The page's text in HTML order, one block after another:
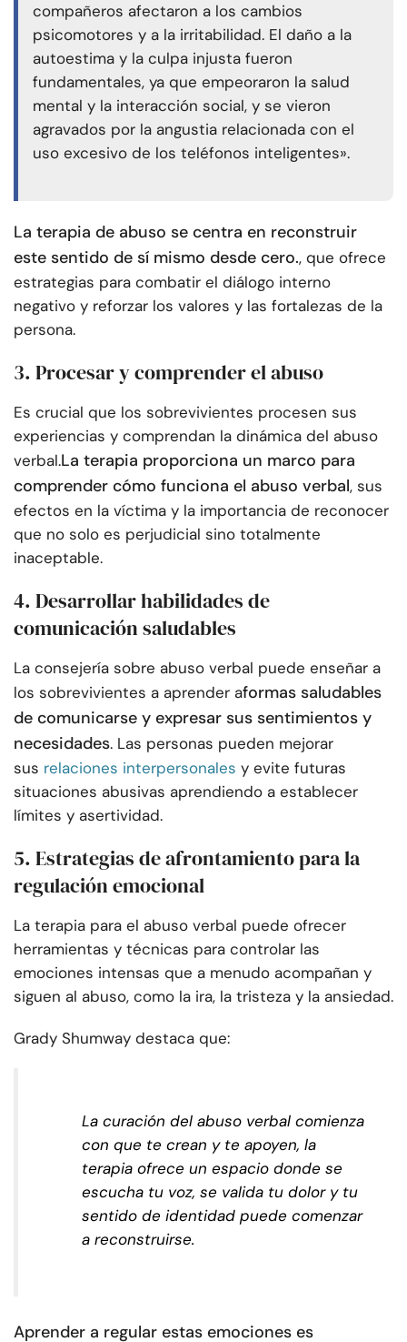
compañeros afectaron a los cambios
psicomotores y a la irritabilidad. El daño a la
autoestima y la culpa injusta fueron
fundamentales, ya que empeoraron la salud
mental y la interacción social, y se vieron
agravados por la angustia relacionada con el
uso excesivo de los teléfonos inteligentes».
La terapia de abuso se centra en reconstruir
este sentido de sí mismo desde cero., que ofrece
estrategias para combatir el diálogo interno
negativo y reforzar los valores y las fortalezas de la
persona.
3. Procesar y comprender el abuso
Es crucial que los sobrevivientes procesen sus
experiencias y comprendan la dinámica del abuso
verbal.La terapia proporciona un marco para
comprender cómo funciona el abuso verbal, sus
efectos en la víctima y la importancia de reconocer
que no solo es perjudicial sino totalmente
inaceptable.
4. Desarrollar habilidades de
comunicación saludables
La consejería sobre abuso verbal puede enseñar a
los sobrevivientes a aprender aformas saludables
de comunicarse y expresar sus sentimientos y
necesidades. Las personas pueden mejorar
sus relaciones interpersonales y evite futuras
situaciones abusivas aprendiendo a establecer
límites y asertividad.
5. Estrategias de afrontamiento para la
regulación emocional
La terapia para el abuso verbal puede ofrecer
herramientas y técnicas para controlar las
emociones intensas que a menudo acompañan y
siguen al abuso, como la ira, la tristeza y la ansiedad.
Grady Shumway destaca que:
La curación del abuso verbal comienza
con que te crean y te apoyen, la
terapia ofrece un espacio donde se
escucha tu voz, se valida tu dolor y tu
sentido de identidad puede comenzar
a reconstruirse.
Aprender a regular estas emociones es